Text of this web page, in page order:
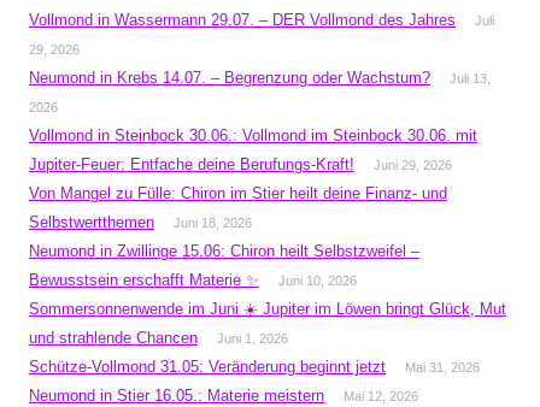
Vollmond in Wassermann 29.07. – DER Vollmond des Jahres
Juli
29, 2026
Neumond in Krebs 14.07. – Begrenzung oder Wachstum?
Juli 13,
2026
Vollmond in Steinbock 30.06.: Vollmond im Steinbock 30.06. mit
Jupiter-Feuer: Entfache deine Berufungs-Kraft!
Juni 29, 2026
Von Mangel zu Fülle: Chiron im Stier heilt deine Finanz- und
Selbstwertthemen
Juni 18, 2026
Neumond in Zwillinge 15.06: Chiron heilt Selbstzweifel –
Bewusstsein erschafft Materie ✨
Juni 10, 2026
Sommersonnenwende im Juni ☀️ Jupiter im Löwen bringt Glück, Mut
und strahlende Chancen
Juni 1, 2026
Schütze-Vollmond 31.05: Veränderung beginnt jetzt Mai 31, 2026
Neumond in Stier 16.05.: Materie meistern Mai 12, 2026